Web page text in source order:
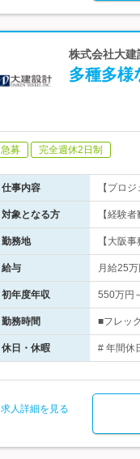
株式会社大
多種多様
急募 完全週休2日制
仕事内容 【プロ
対象となる方 【経験
勤務地 【大阪
給与 月給25
初年度年収 550万円
勤務時間 ■フレッ
休日・休暇 # 年間休
求人詳細を見る